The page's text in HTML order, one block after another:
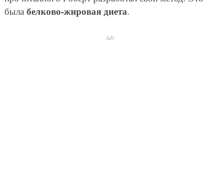
была белково-жировая диета.
Ads